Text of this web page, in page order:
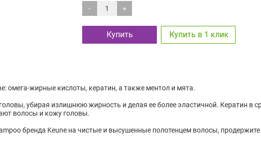
- +
Купить Купить в 1 клик
омега-жирные кислоты, кератин, а также ментол и мята.
убирая излишнюю жирность и делая ее более эластичной. Кератин в
волосы и кожу головы.
бренда Keune на чистые и высушенные полотенцем волосы,